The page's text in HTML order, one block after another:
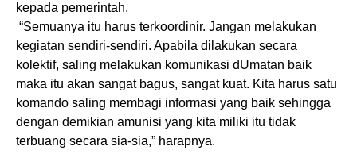
kepada pemerintah.
“Semuanya itu harus terkoordinir. Jangan melakukan
kegiatan sendiri-sendiri. Apabila dilakukan secara
kolektif, saling melakukan komunikasi dUmatan baik
maka itu akan sangat bagus, sangat kuat. Kita harus satu
komando saling membagi informasi yang baik sehingga
dengan demikian amunisi yang kita miliki itu tidak
terbuang secara sia-sia,” harapnya.